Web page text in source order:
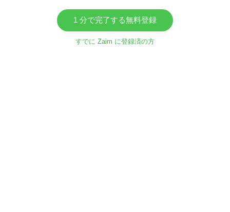
1 分で完了する無料登録
すでに Zaim に登録済の方